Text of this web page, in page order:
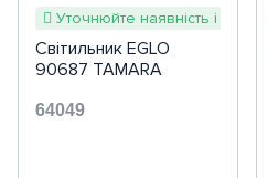
Уточнюйте наявність і терміни
Світильник EGLO
90687 TAMARA
64049